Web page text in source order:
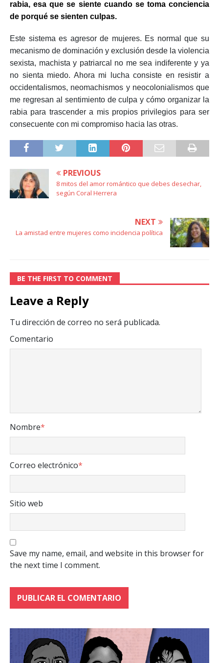
rabia, esa que se siente cuando se toma conciencia
de porqué se sienten culpas.
Este sistema es agresor de mujeres. Es normal que su
mecanismo de dominación y exclusión desde la violencia
sexista, machista y patriarcal no me sea indiferente y ya
no sienta miedo. Ahora mi lucha consiste en resistir a
occidentalismos, neomachismos y neocolonialismos que
me regresan al sentimiento de culpa y cómo organizar la
rabia para trascender a mis propios privilegios para ser
consecuente con mi compromiso hacia las otras.
PREVIOUS
8 mitos del amor romántico que debes desechar,
según Coral Herrera
NEXT
La amistad entre mujeres como incidencia política
BE THE FIRST TO COMMENT
Leave a Reply
Tu dirección de correo no será publicada.
Comentario
Nombre*
Correo electrónico*
Sitio web
Save my name, email, and website in this browser for
the next time I comment.